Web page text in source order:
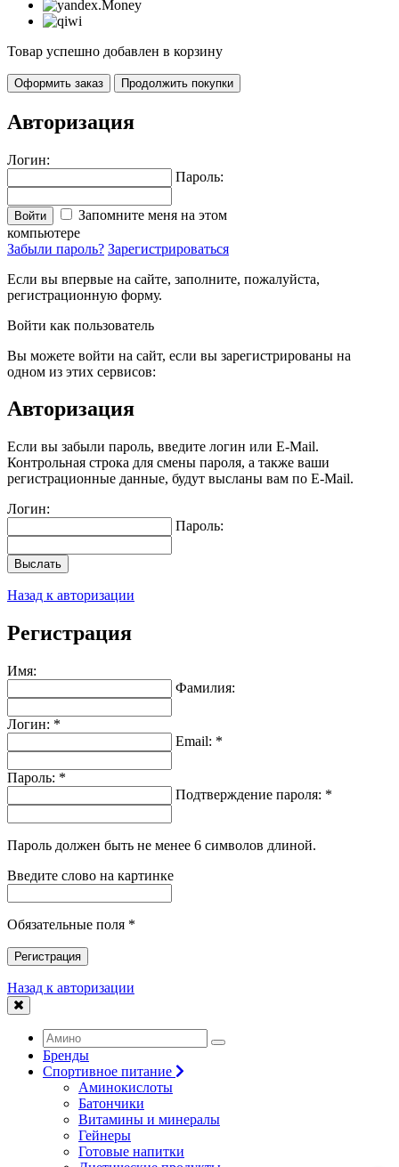
Товар успешно добавлен в корзину
Оформить заказ Продолжить покупки
Авторизация
Логин:
Пароль:
Войти
Запомните меня на этом
компьютере
Забыли пароль? Зарегистрироваться
Если вы впервые на сайте, заполните, пожалуйста,
регистрационную форму.
Войти как пользователь
Вы можете войти на сайт, если вы зарегистрированы на
одном из этих сервисов:
Авторизация
Если вы забыли пароль, введите логин или E-Mail.
Контрольная строка для смены пароля, а также ваши
регистрационные данные, будут высланы вам по E-Mail.
Логин:
Пароль:
Выслать
Назад к авторизации
Регистрация
Имя:
Фамилия:
Логин: *
Email: *
Пароль: *
Подтверждение пароля: *
Пароль должен быть не менее 6 символов длиной.
Введите слово на картинке
Обязательные поля *
Регистрация
Назад к авторизации
Бренды
Спортивное питание
Аминокислоты
Батончики
Витамины и минералы
Гейнеры
Готовые напитки